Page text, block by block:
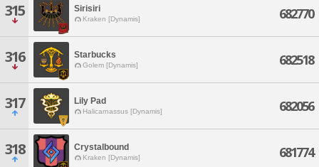
315 Sirisiri
Kraken [Dynamis] 682770
316 Starbucks
Golem [Dynamis] 682518
317 Lily Pad
Halicarnassus [Dynamis] 682056
318 Crystalbound
Kraken [Dynamis] 681774